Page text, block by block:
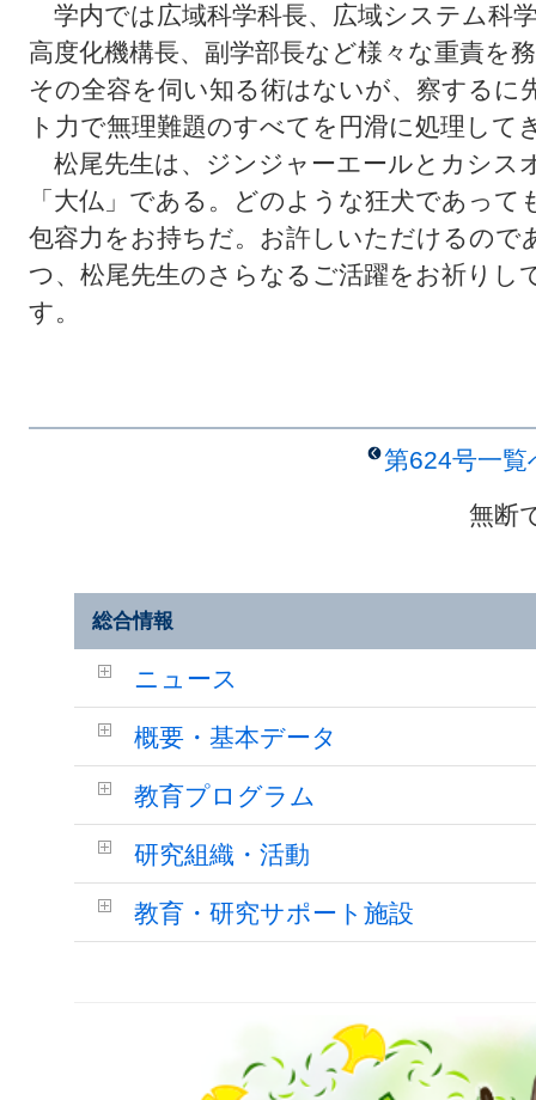
学内では広域科学科長、広域システム科
高度化機構長、副学部長など様々な重責を
その全容を伺い知る術はないが、察するに
ト力で無理難題のすべてを円滑に処理して
松尾先生は、ジンジャーエールとカシス
「大仏」である。どのような狂犬であっ
包容力をお持ちだ。お許しいただけるので
つ、松尾先生のさらなるご活躍をお祈りし
す。
第624号一覧
無断
総合情報
ニュース
概要・基本データ
教育プログラム
研究組織・活動
教育・研究サポート施設